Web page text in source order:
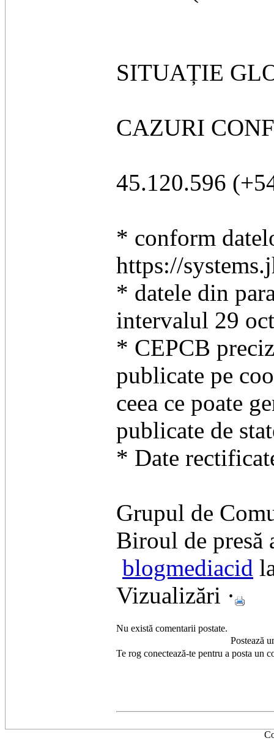
SITUAȚIE
CAZURI
45.120.596
* conform
https://
* datele din
intervalul 29
* CEPCB
publicate pe
ceea ce poate
publicate de
* Date
Grupul de
Biroul de presă
blogmediacid
Vizualizări ·
Nu există comentarii postate.
Postează
Te rog conectează-te pentru a posta un